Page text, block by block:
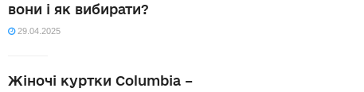
вони і як вибирати?
29.04.2025
Жіночі куртки Columbia –